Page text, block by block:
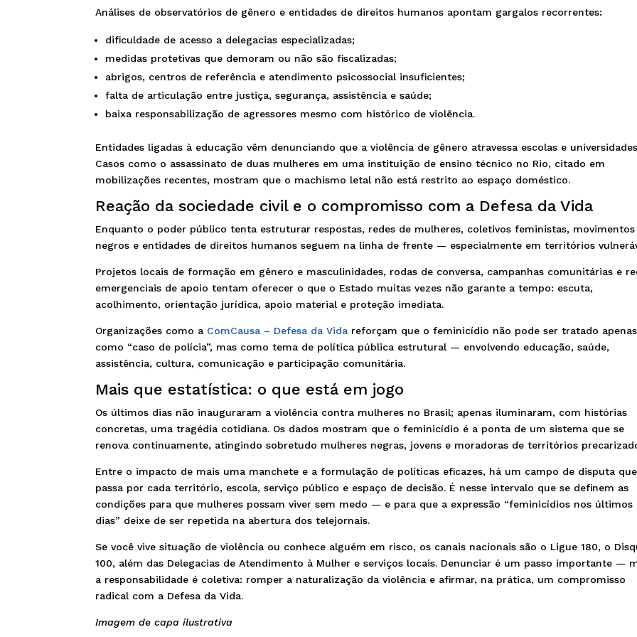
Análises de observatórios de gênero e entidades de direitos humanos apontam gargalos recorrentes:
dificuldade de acesso a delegacias especializadas;
medidas protetivas que demoram ou não são fiscalizadas;
abrigos, centros de referência e atendimento psicossocial insuficientes;
falta de articulação entre justiça, segurança, assistência e saúde;
baixa responsabilização de agressores mesmo com histórico de violência.
Entidades ligadas à educação vêm denunciando que a violência de gênero atravessa escolas e
Casos como o assassinato de duas mulheres em uma instituição de ensino técnico no Rio, citado em
mobilizações recentes, mostram que o machismo letal não está restrito ao espaço doméstico.
Reação da sociedade civil e o compromisso com a Defesa da Vida
Enquanto o poder público tenta estruturar respostas, redes de mulheres, coletivos feministas, movimentos
negros e entidades de direitos humanos seguem na linha de frente — especialmente em territórios
Projetos locais de formação em gênero e masculinidades, rodas de conversa, campanhas comunitárias e
emergenciais de apoio tentam oferecer o que o Estado muitas vezes não garante a tempo: escuta,
acolhimento, orientação jurídica, apoio material e proteção imediata.
Organizações como a ComCausa – Defesa da Vida reforçam que o feminicídio não pode ser tratado apenas
como “caso de polícia”, mas como tema de política pública estrutural — envolvendo educação, saúde,
assistência, cultura, comunicação e participação comunitária.
Mais que estatística: o que está em jogo
Os últimos dias não inauguraram a violência contra mulheres no Brasil; apenas iluminaram, com histórias
concretas, uma tragédia cotidiana. Os dados mostram que o feminicídio é a ponta de um sistema que se
renova continuamente, atingindo sobretudo mulheres negras, jovens e moradoras de territórios
Entre o impacto de mais uma manchete e a formulação de políticas eficazes, há um campo de disputa que
passa por cada território, escola, serviço público e espaço de decisão. É nesse intervalo que se definem as
condições para que mulheres possam viver sem medo — e para que a expressão “feminicídios nos últimos
dias” deixe de ser repetida na abertura dos telejornais.
Se você vive situação de violência ou conhece alguém em risco, os canais nacionais são o Ligue 180, o
100, além das Delegacias de Atendimento à Mulher e serviços locais. Denunciar é um passo importante —
a responsabilidade é coletiva: romper a naturalização da violência e afirmar, na prática, um compromisso
radical com a Defesa da Vida.
Imagem de capa ilustrativa